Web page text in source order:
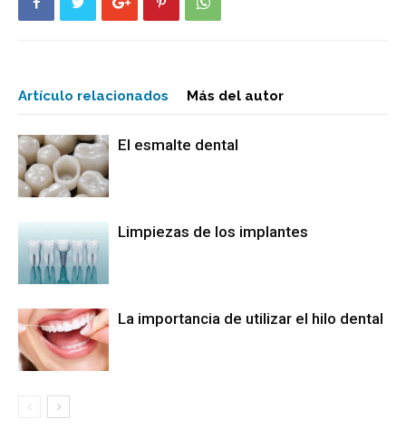
Artículo relacionados Más del autor
El esmalte dental
Limpiezas de los implantes
La importancia de utilizar el hilo dental